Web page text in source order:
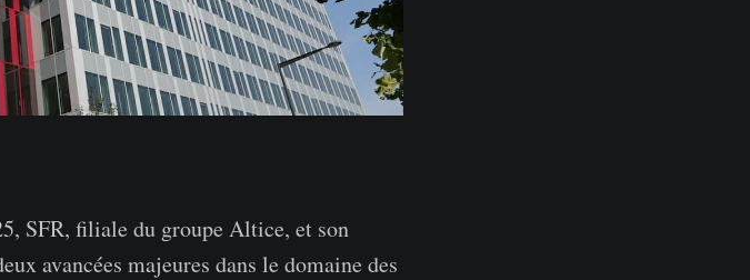
SFR, filiale du groupe Altice, et son
avancées majeures dans le domaine des